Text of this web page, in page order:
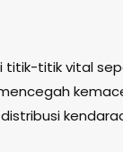
titik vital